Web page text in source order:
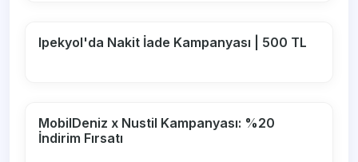
Ipekyol'da Nakit İade Kampanyası | 500 TL
MobilDeniz x Nustil Kampanyası: %20
İndirim Fırsatı